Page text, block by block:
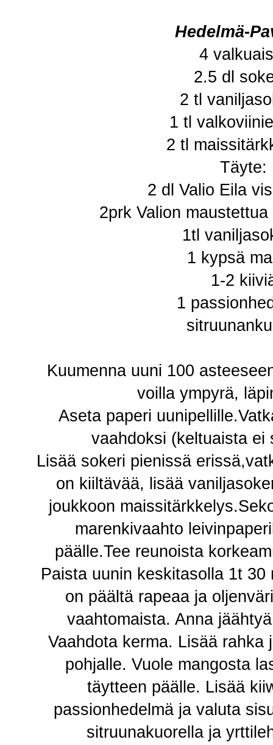
Hedelmä-
4
2.5 dl
2 tl
1 tl
2 tl
Täyte:
2 dl Valio Eila
2prk Valion
1tl
1 kypsä
1-2
1
Kuumenna uuni 100
voilla ympyrä,
Aseta paperi
vaahdoksi (keltuaista ei
Lisää sokeri pienissä
on kiiltävää, lisää
joukkoon
marenkivaahto
päälle.Tee reunoista
Paista uunin keskitasolla 1t
on päältä rapeaa ja
vaahtomaista. Anna
Vaahdota kerma. Lisää rahka
pohjalle. Vuole mangosta
täytteen päälle. Lisää
passionhedelmä ja valuta
sitruunakuorella ja